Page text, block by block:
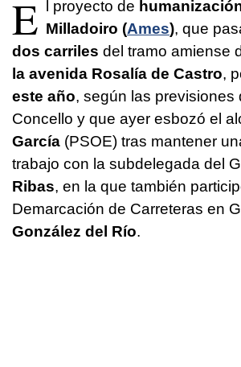
E l proyecto de
Milladoiro (Ames), que
dos carriles del tramo amiense
la avenida Rosalía de Castro,
este año, según las previsiones
Concello y que ayer esbozó el
García (PSOE) tras mantener
trabajo con la subdelegada del
Ribas, en la que también
Demarcación de Carreteras en
González del Río.